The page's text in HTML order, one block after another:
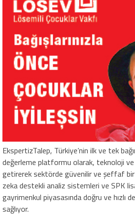
EkspertizTalep, Türkiye’nin ilk ve tek
değerleme platformu olarak, teknoloji ve
getirerek sektörde güvenilir ve şeffaf
zeka destekli analiz sistemleri ve SPK
gayrimenkul piyasasında doğru ve hızlı
sağlıyor.